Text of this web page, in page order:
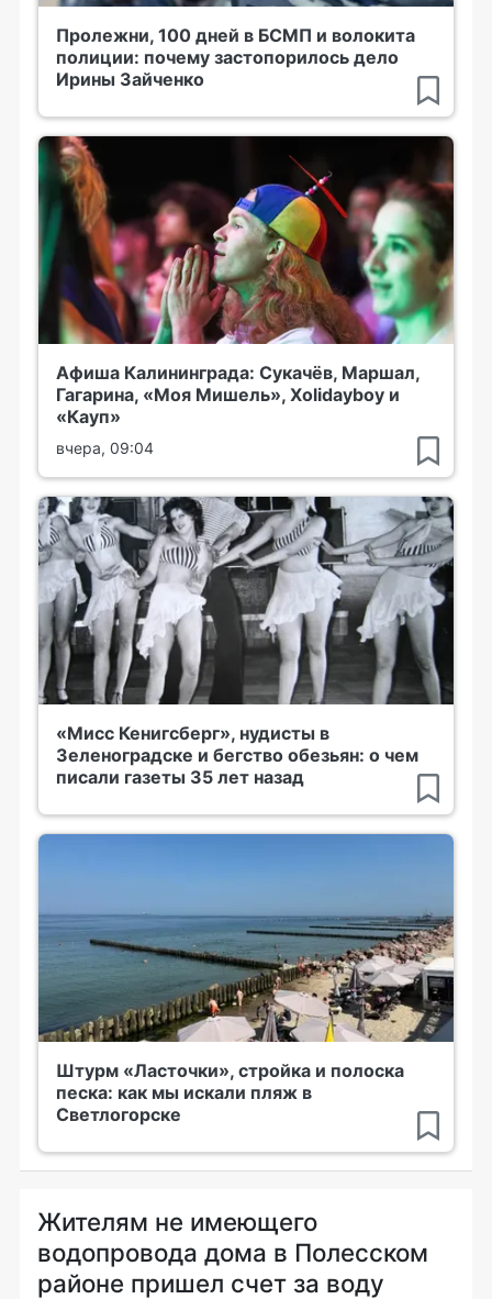
Пролежни, 100 дней в БСМП и волокита
полиции: почему застопорилось дело
Ирины Зайченко
Афиша Калининграда: Сукачёв, Маршал,
Гагарина, «Моя Мишель», Xolidayboy и
«Кауп»
вчера, 09:04
«Мисс Кенигсберг», нудисты в
Зеленоградске и бегство обезьян: о чем
писали газеты 35 лет назад
Штурм «Ласточки», стройка и полоска
песка: как мы искали пляж в
Светлогорске
Жителям не имеющего
водопровода дома в Полесском
районе пришел счет за воду